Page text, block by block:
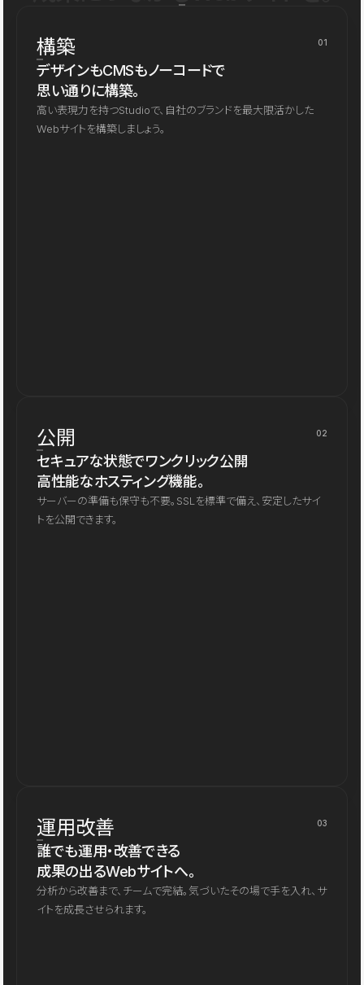
構築 01
デザインもCMSもノーコードで
思い通りに構築。
高い表現力を持つStudioで、自社のブランドを最大限活かした
Webサイトを構築しましょう。
公開 02
セキュアな状態でワンクリック公開
高性能なホスティング機能。
サーバーの準備も保守も不要。SSLを標準で備え、安定したサイ
トを公開できます。
運用改善 03
誰でも運用・改善できる
成果の出るWebサイトへ。
分析から改善まで、チームで完結。気づいたその場で手を入れ、サ
イトを成長させられます。